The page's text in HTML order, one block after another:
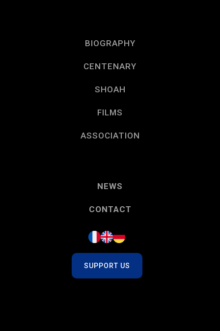
BIOGRAPHY
CENTENARY
SHOAH
FILMS
ASSOCIATION
NEWS
CONTACT
SUPPORT US